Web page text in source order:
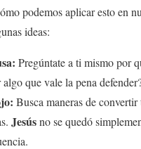
podemos aplicar esto en
ideas:
Pregúntate a ti mismo por
que vale la pena
: Busca maneras de convertir
Jesúsno se quedó